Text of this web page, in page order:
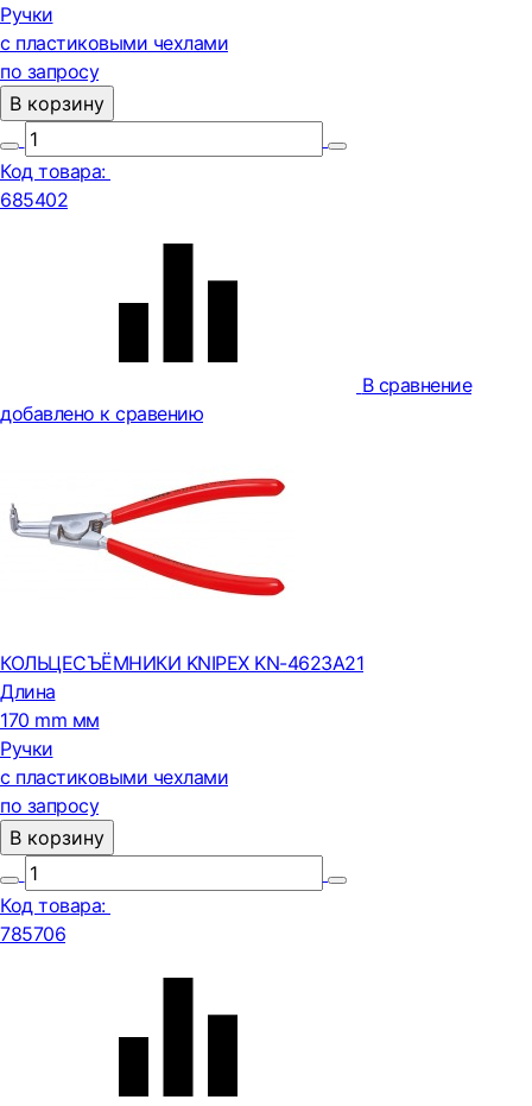
Ручки
с пластиковыми чехлами
по запросу
В корзину
Код товара:
685402
В сравнение
добавлено к сравению
КОЛЬЦЕСЪЁМНИКИ KNIPEX KN-4623A21
Длина
170 mm мм
Ручки
с пластиковыми чехлами
по запросу
В корзину
Код товара:
785706